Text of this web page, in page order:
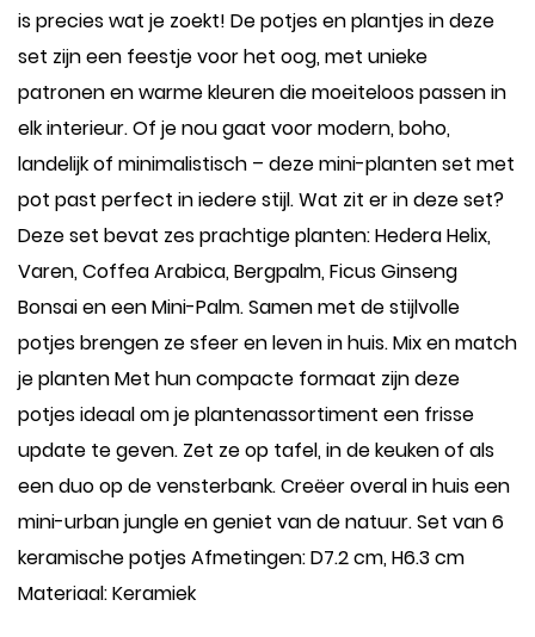
is precies wat je zoekt! De potjes en plantjes in deze
set zijn een feestje voor het oog, met unieke
patronen en warme kleuren die moeiteloos passen in
elk interieur. Of je nou gaat voor modern, boho,
landelijk of minimalistisch – deze mini-planten set met
pot past perfect in iedere stijl. Wat zit er in deze set?
Deze set bevat zes prachtige planten: Hedera Helix,
Varen, Coffea Arabica, Bergpalm, Ficus Ginseng
Bonsai en een Mini-Palm. Samen met de stijlvolle
potjes brengen ze sfeer en leven in huis. Mix en match
je planten Met hun compacte formaat zijn deze
potjes ideaal om je plantenassortiment een frisse
update te geven. Zet ze op tafel, in de keuken of als
een duo op de vensterbank. Creëer overal in huis een
mini-urban jungle en geniet van de natuur. Set van 6
keramische potjes Afmetingen: D7.2 cm, H6.3 cm
Materiaal: Keramiek